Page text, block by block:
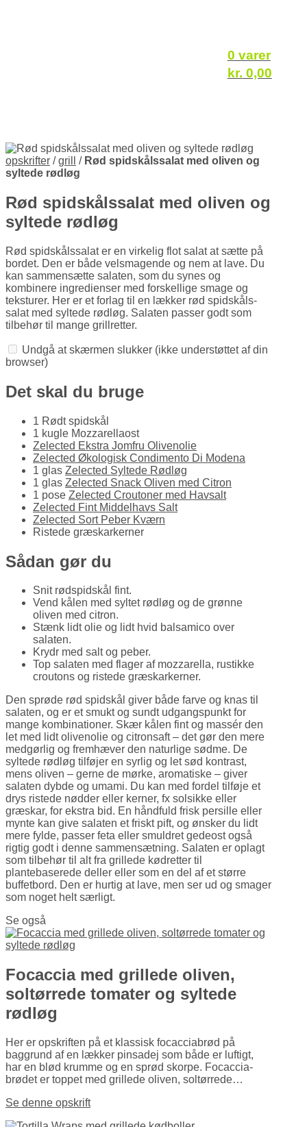
0 varer
kr. 0,00
opskrifter /grill / Rød spidskålssalat med oliven og
syltede rødløg
Rød spidskålssalat med oliven og
syltede rødløg
Rød spidskålssalat er en virkelig flot salat at sætte på
bordet. Den er både velsmagende og nem at lave. Du
kan sammen­sætte salaten, som du synes og
kombinere ingredienser med forskellige smage og
teksturer. Her er et forlag til en lækker rød spidskåls­
salat med syltede rødløg. Salaten passer godt som
tilbehør til mange grillretter.
Undgå at skærmen slukker (ikke understøttet af din
browser)
Det skal du bruge
1 Rødt spidskål
1 kugle Mozzarellaost
Zelected Ekstra Jomfru Olivenolie
Zelected Økologisk Condimento Di Modena
1 glas Zelected Syltede Rødløg
1 glas Zelected Snack Oliven med Citron
1 pose Zelected Croutoner med Havsalt
Zelected Fint Middelhavs Salt
Zelected Sort Peber Kværn
Ristede græskarkerner
Sådan gør du
Snit rødspidskål fint.
Vend kålen med syltet rødløg og de grønne
oliven med citron.
Stænk lidt olie og lidt hvid balsamico over
salaten.
Krydr med salt og peber.
Top salaten med flager af mozzarella, rustikke
croutons og ristede græskarkerner.
Den sprøde rød spidskål giver både farve og knas til
salaten, og er et smukt og sundt udgangspunkt for
mange kombinationer. Skær kålen fint og massér den
let med lidt olivenolie og citronsaft – det gør den mere
medgørlig og fremhæver den naturlige sødme. De
syltede rødløg tilføjer en syrlig og let sød kontrast,
mens oliven – gerne de mørke, aromatiske – giver
salaten dybde og umami. Du kan med fordel tilføje et
drys ristede nødder eller kerner, fx solsikke eller
græskar, for ekstra bid. En håndfuld frisk persille eller
mynte kan give salaten et friskt pift, og ønsker du lidt
mere fylde, passer feta eller smuldret gedeost også
rigtig godt i denne sammensætning. Salaten er oplagt
som tilbehør til alt fra grillede kødretter til
plantebaserede deller eller som en del af et større
buffetbord. Den er hurtig at lave, men ser ud og smager
som noget helt særligt.
Se også
Focaccia med grillede oliven,
soltørrede tomater og syltede
rødløg
Her er opskriften på et klassisk focaccia­brød på
baggrund af en lækker pinsadej som både er luftigt,
har en blød krumme og en sprød skorpe. Focaccia­
brødet er toppet med grillede oliven, soltørrede…
Se denne opskrift